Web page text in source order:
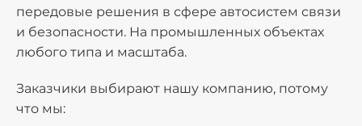
передовые решения в сфере автосистем связи
и безопасности. На промышленных объектах
любого типа и масштаба.
Заказчики выбирают нашу компанию, потому
что мы: